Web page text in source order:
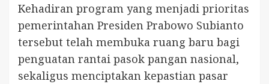
Kehadiran program yang menjadi prioritas
pemerintahan Presiden Prabowo Subianto
tersebut telah membuka ruang baru bagi
penguatan rantai pasok pangan nasional,
sekaligus menciptakan kepastian pasar